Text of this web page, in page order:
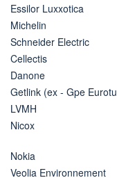
Essilor Luxxotica
Michelin
Schneider Electric
Cellectis
Danone
Getlink (ex - Gpe
LVMH
Nicox
Nokia
Veolia Environnement